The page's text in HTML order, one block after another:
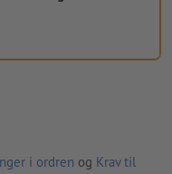
i ordren og Krav til